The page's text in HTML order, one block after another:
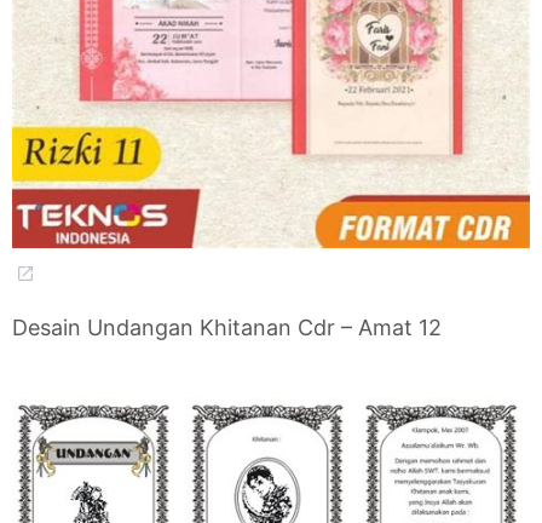
Desain Undangan Khitanan Cdr – Amat 12